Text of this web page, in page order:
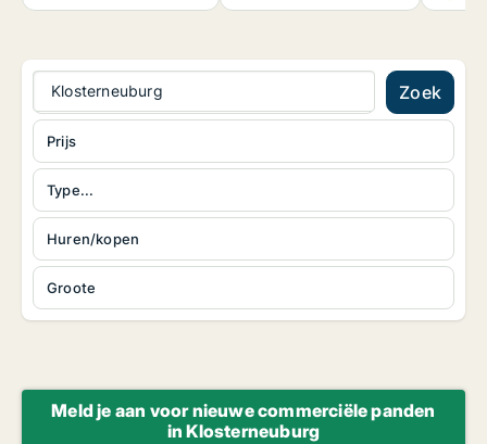
Klosterneuburg Zoek
Type...
Huren/kopen
Groote
Prijs
Meld je aan voor nieuwe commerciële panden
in Klosterneuburg